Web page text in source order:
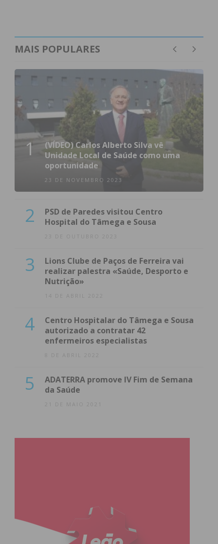
MAIS POPULARES
1
(VÍDEO) Carlos Alberto Silva vê
Unidade Local de Saúde como uma
oportunidade
23 DE NOVEMBRO 2023
2
PSD de Paredes visitou Centro
Hospital do Tâmega e Sousa
23 DE OUTUBRO 2023
3
Lions Clube de Paços de Ferreira vai
realizar palestra «Saúde, Desporto e
Nutrição»
14 DE ABRIL 2022
4
Centro Hospitalar do Tâmega e Sousa
autorizado a contratar 42
enfermeiros especialistas
8 DE ABRIL 2022
5
ADATERRA promove IV Fim de Semana
da Saúde
21 DE MAIO 2021